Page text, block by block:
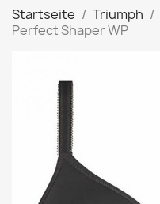
Startseite Triumph
Perfect Shaper WP